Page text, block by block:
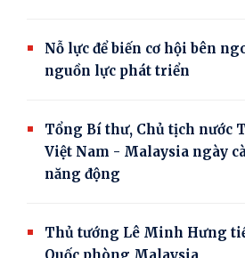
Nỗ lực để biến cơ hội bên
nguồn lực phát triển
Tổng Bí thư, Chủ tịch nước
Việt Nam - Malaysia ngày
năng động
Thủ tướng Lê Minh Hưng